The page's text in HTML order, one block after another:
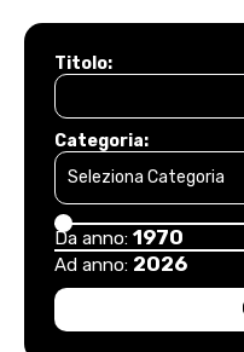
Titolo:
Categoria:
Da anno: 1970
Ad anno: 2026